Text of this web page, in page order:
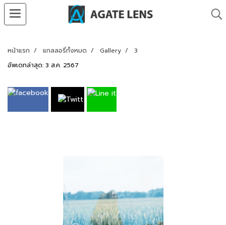
หน้าแรก แกลลอรี่ทั้งหมด Gallery
3
อัพเดทล่าสุด: 3 ส.ค. 2567